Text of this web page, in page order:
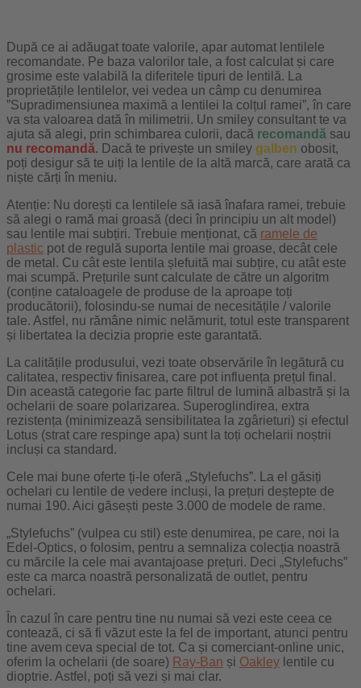
După ce ai adăugat toate valorile, apar automat lentilele
recomandate. Pe baza valorilor tale, a fost calculat și care
grosime este valabilă la diferitele tipuri de lentilă. La
proprietățile lentilelor, vei vedea un câmp cu denumirea
”Supradimensiunea maximă a lentilei la colțul ramei”, în care
va sta valoarea dată în milimetrii. Un smiley consultant te va
ajuta să alegi, prin schimbarea culorii, dacă recomandă sau
nu recomandă. Dacă te privește un smiley galben obosit,
poți desigur să te uiți la lentile de la altă marcă, care arată ca
niște cărți în meniu.
Atenție: Nu dorești ca lentilele să iasă înafara ramei, trebuie
să alegi o ramă mai groasă (deci în principiu un alt model)
sau lentile mai subțiri. Trebuie menționat, că ramele de
plastic pot de regulă suporta lentile mai groase, decât cele
de metal. Cu cât este lentila șlefuită mai subțire, cu atât este
mai scumpă. Prețurile sunt calculate de către un algoritm
(conține cataloagele de produse de la aproape toți
producătorii), folosindu-se numai de necesitățile / valorile
tale. Astfel, nu rămâne nimic nelămurit, totul este transparent
și libertatea la decizia proprie este garantată.
La calitățile produsului, vezi toate observările în legătură cu
calitatea, respectiv finisarea, care pot influența prețul final.
Din această categorie fac parte filtrul de lumină albastră și la
ochelarii de soare polarizarea. Superoglindirea, extra
rezistența (minimizează sensibilitatea la zgârieturi) și efectul
Lotus (strat care respinge apa) sunt la toți ochelarii noștrii
incluși ca standard.
Cele mai bune oferte ți-le oferă „Stylefuchs”. La el găsiți
ochelari cu lentile de vedere incluși, la prețuri deștepte de
numai 190. Aici găsești peste 3.000 de modele de rame.
„Stylefuchs” (vulpea cu stil) este denumirea, pe care, noi la
Edel-Optics, o folosim, pentru a semnaliza colecția noastră
cu mărcile la cele mai avantajoase prețuri. Deci „Stylefuchs”
este ca marca noastră personalizată de outlet, pentru
ochelari.
În cazul în care pentru tine nu numai să vezi este ceea ce
contează, ci să fi văzut este la fel de important, atunci pentru
tine avem ceva special de tot. Ca și comerciant-online unic,
oferim la ochelarii (de soare) Ray-Ban și Oakley lentile cu
dioptrie. Astfel, poți să vezi și mai clar.